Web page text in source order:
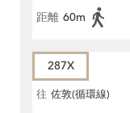
距離 60m
287X
往 佐敦(循環線)